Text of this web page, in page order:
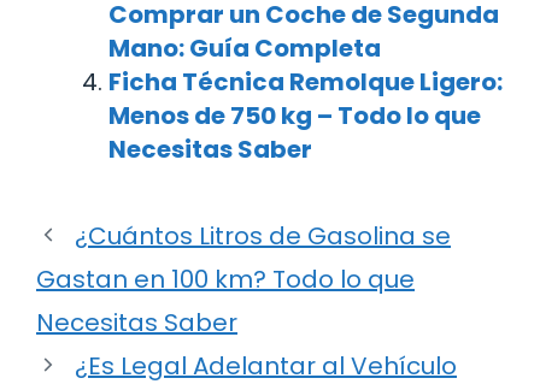
Comprar un Coche de Segunda
Mano: Guía Completa
Ficha Técnica Remolque Ligero:
Menos de 750 kg – Todo lo que
Necesitas Saber
¿Cuántos Litros de Gasolina se
Gastan en 100 km? Todo lo que
Necesitas Saber
¿Es Legal Adelantar al Vehículo